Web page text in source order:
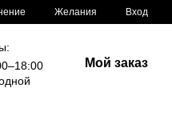
Желания Вход
Мой заказ